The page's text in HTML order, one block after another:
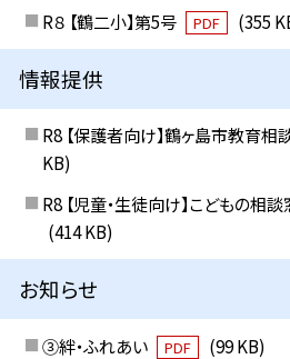
R８ 【鶴二小】第5号 PDF (355
情報提供
R8 【保護者向け】鶴ヶ島市教育相
KB)
R8 【児童・生徒向け】こどもの相談
(414 KB)
お知らせ
③絆・ふれあい PDF
(99 KB)